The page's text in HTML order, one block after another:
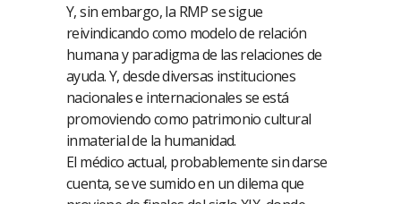
Y, sin embargo, la RMP se sigue
reivindicando como modelo de relación
humana y paradigma de las relaciones de
ayuda. Y, desde diversas instituciones
nacionales e internacionales se está
promoviendo como patrimonio cultural
inmaterial de la humanidad.
El médico actual, probablemente sin darse
cuenta, se ve sumido en un dilema que